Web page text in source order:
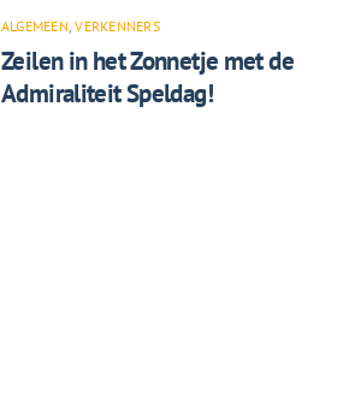
ALGEMEEN ,VERKENNERS
Zeilen in het Zonnetje met de
Admiraliteit Speldag!